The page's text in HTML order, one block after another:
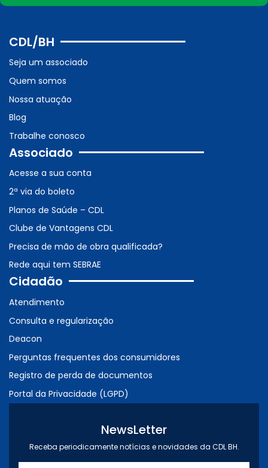
CDL/BH
Seja um associado
Quem somos
Nossa atuação
Blog
Trabalhe conosco
Associado
Acesse a sua conta
2ª via do boleto
Planos de Saúde – CDL
Clube de Vantagens CDL
Precisa de mão de obra qualificada?
Rede aqui tem SEBRAE
Cidadão
Atendimento
Consulta e regularização
Deacon
Perguntas frequentes dos consumidores
Registro de perda de documentos
Portal da Privacidade (LGPD)
NewsLetter
Receba periodicamente notícias e novidades da CDL BH.